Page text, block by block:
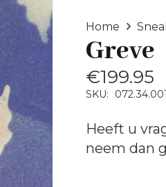
Home
Greve
€199.95
SKU:
Heeft u
neem dan